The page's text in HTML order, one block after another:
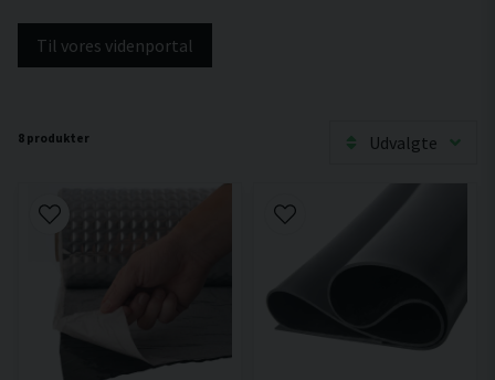
Til vores videnportal
8 produkter Udvalgte